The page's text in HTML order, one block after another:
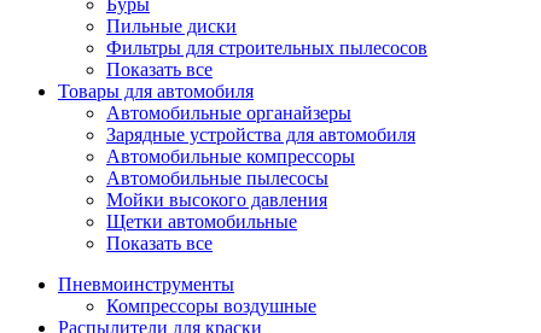
Буры
Пильные диски
Фильтры для строительных пылесосов
Показать все
Товары для автомобиля
Автомобильные органайзеры
Зарядные устройства для автомобиля
Автомобильные компрессоры
Автомобильные пылесосы
Мойки высокого давления
Щетки автомобильные
Показать все
Пневмоинструменты
Компрессоры воздушные
Распылители для краски